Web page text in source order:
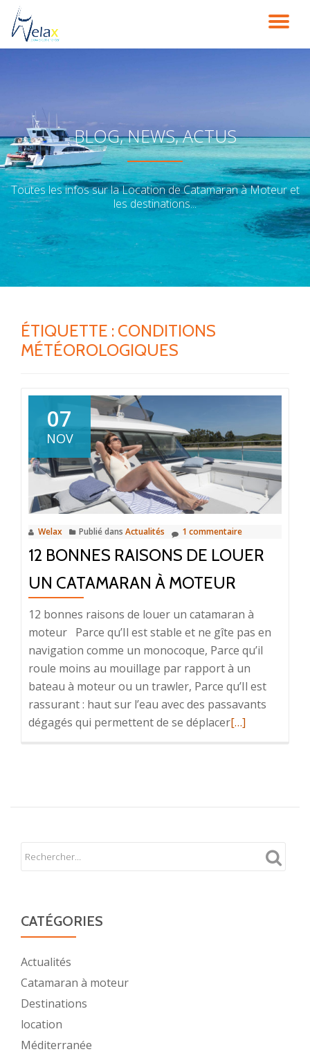
Aller
au
BLOG, NEWS, ACTUS
Toutes les infos sur la Location de Catamaran à Moteur et
les destinations...
ÉTIQUETTE : CONDITIONS
MÉTÉOROLOGIQUES
07
NOV
Welax Publié dans Actualités 1 commentaire
12 BONNES RAISONS DE LOUER
UN CATAMARAN À MOTEUR
12 bonnes raisons de louer un catamaran à
moteur Parce qu’Il est stable et ne gîte pas en
navigation comme un monocoque, Parce qu’il
roule moins au mouillage par rapport à un
bateau à moteur ou un trawler, Parce qu’Il est
rassurant : haut sur l’eau avec des passavants
dégagés qui permettent de se déplacerEn
raisons
louer
[…]
CATÉGORIES
Actualités
Catamaran à moteur
Destinations
location
Méditerranée